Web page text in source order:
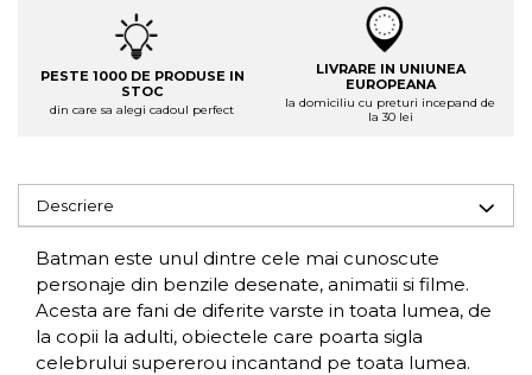
PESTE 1000 DE PRODUSE IN
STOC
din care sa alegi cadoul perfect
LIVRARE IN UNIUNEA
EUROPEANA
la domiciliu cu preturi incepand de
la 30 lei
Descriere
Batman este unul dintre cele mai cunoscute
personaje din benzile desenate, animatii si filme.
Acesta are fani de diferite varste in toata lumea, de
la copii la adulti, obiectele care poarta sigla
celebrului supererou incantand pe toata lumea.